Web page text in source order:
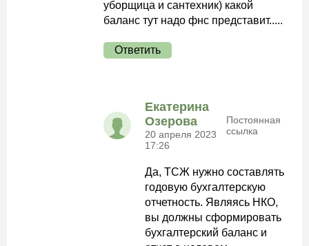
уборщица и сантехник) какой
баланс тут надо фнс представит.....
Ответить
Екатерина
Озерова
20 апреля 2023
17:26
Постоянная
ссылка
Да, ТСЖ нужно составлять
годовую бухгалтерскую
отчетность. Являясь НКО,
вы должны сформировать
бухгалтерский баланс и